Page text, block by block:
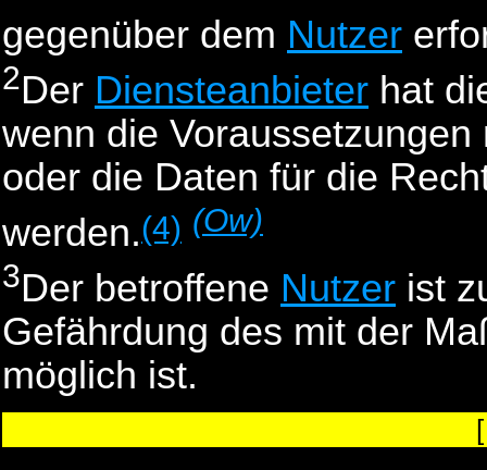
gegenüber dem Nutzer
2Der Diensteanbieter hat
wenn die
oder die Daten für die
werden.(4) (Ow)
3Der betroffene Nutzer ist
Gefährdung des mit der
möglich ist.